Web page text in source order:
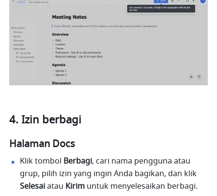
Izin berbagi
Halaman Docs
Klik tombol Berbagi, cari nama pengguna atau
Selesai atau Kirim untuk menyelesaikan berbagi.